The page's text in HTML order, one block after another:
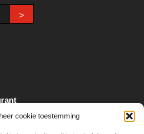
cookie toestemming
>